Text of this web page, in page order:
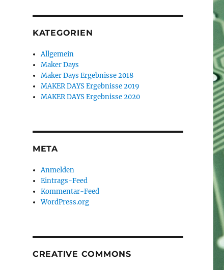
KATEGORIEN
Allgemein
Maker Days
Maker Days Ergebnisse 2018
MAKER DAYS Ergebnisse 2019
MAKER DAYS Ergebnisse 2020
META
Anmelden
Eintrags-Feed
Kommentar-Feed
WordPress.org
CREATIVE COMMONS